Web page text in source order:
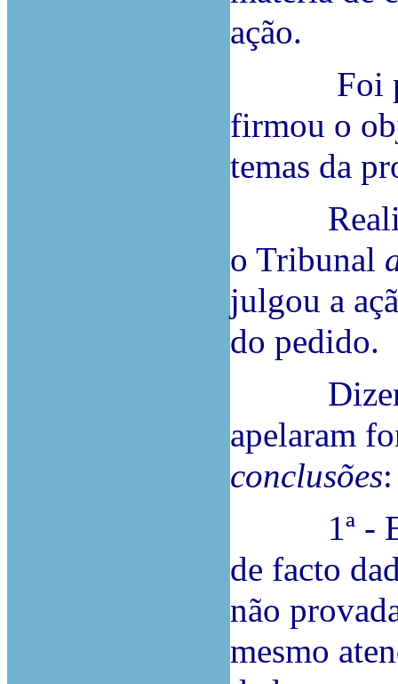
Foi
firmou o
temas da
o Tribunal
julgou a
do pedido.
apelaram
conclusões:
1ª -
de facto
não
mesmo